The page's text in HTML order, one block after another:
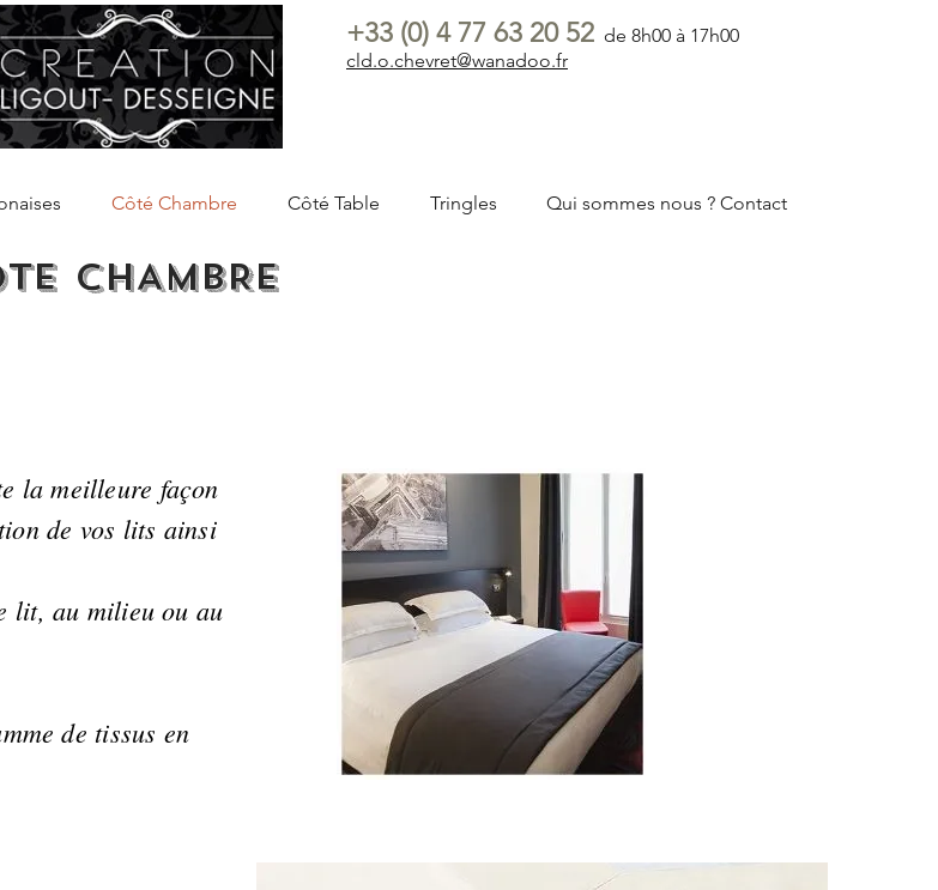
+33 (0) 4 77 63 20 52 de 8h00 à 17h00
cld.o.chevret@wanadoo.fr
Côté Chambre Côté Table Tringles Qui sommes nous ? Contact
CHAMBRE
la meilleure façon
de vos lits ainsi
lit, au milieu ou au
de tissus en